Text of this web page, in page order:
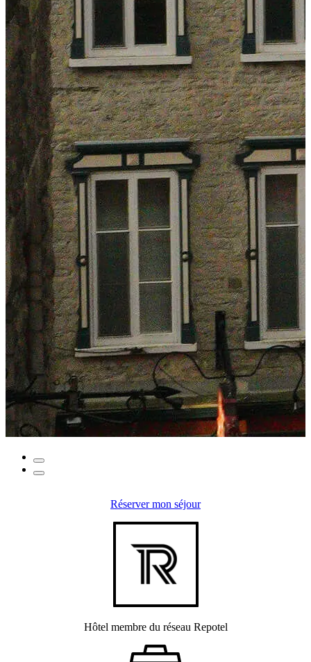
Réserver mon séjour
Hôtel membre du réseau Repotel